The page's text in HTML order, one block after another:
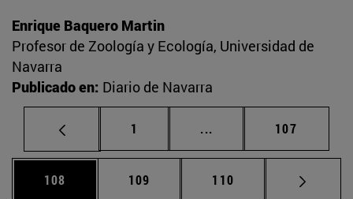
Enrique Baquero Martin
Profesor de Zoología y Ecología, Universidad de
Navarra
Publicado en: Diario de Navarra
Página
1 ... Páginas intermedias
Página
107
Página
108 Página
109 Página
110